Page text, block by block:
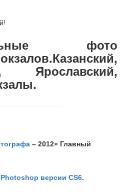
фото
Ярославский,
– 2012» Главный
версии CS6.